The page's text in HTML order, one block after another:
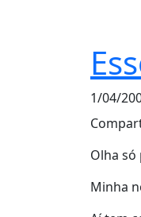
1/04/
Olha
Minha